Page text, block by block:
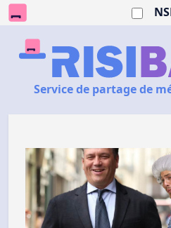
Service de partage de